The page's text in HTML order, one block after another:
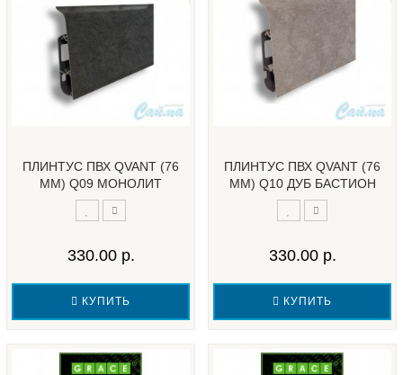
ПЛИНТУС ПВХ QVANT (76
ММ) Q09 МОНОЛИТ
330.00 р.
КУПИТЬ
ПЛИНТУС ПВХ QVANT (76
ММ) Q10 ДУБ БАСТИОН
330.00 р.
КУПИТЬ